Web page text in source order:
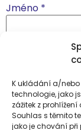
K ukládání a/
technologie, jako
zážitek z
Souhlas s těmito
jako je chování při
Jméno *
Webová